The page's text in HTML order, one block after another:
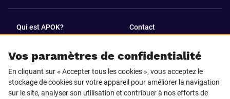
Vos paramètres de confidentialité
En cliquant sur « Accepter tous les cookies », vous acceptez le
stockage de cookies sur votre appareil pour améliorer la navigation
sur le site, analyser son utilisation et contribuer à nos efforts de
Qui est APOK? Contact
SUIVEZ-NOUS SUR
Facebook LinkedIn